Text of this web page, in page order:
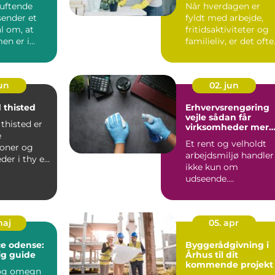
et
om, at
er i
Når hverdagen er
fyldt med arbejde,
fritidsaktiviteter og
familieliv, er det ofte
thisted
thisted er
og
i thy en
02. jun
Erhvervsrengøring
vejle sådan får
virksomheder mere
image
Et rent og velholdt
arbejdsmiljø handler
ikke kun om
udseende.
både medarbejder...
odense:
guide
omegn
05. apr
Byggerådgivning i
Århus til dit
kommende projekt